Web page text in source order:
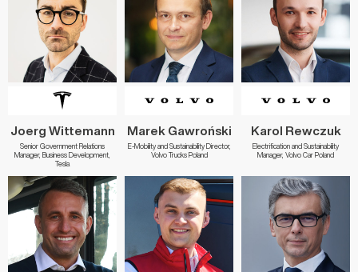
Joerg Wittemann
Senior Government Relations
Manager, Business Development,
Tesla
Marek Gawroński
E-Mobility and Sustainability Director,
Volvo Trucks Poland
Karol Rewczuk
Electrification and Sustainability
Manager, Volvo Car Poland